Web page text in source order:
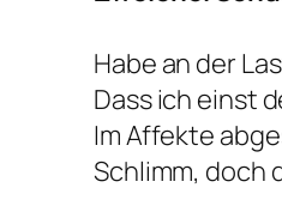
Habe an der
Dass ich einst
Im Affekte
Schlimm, doch